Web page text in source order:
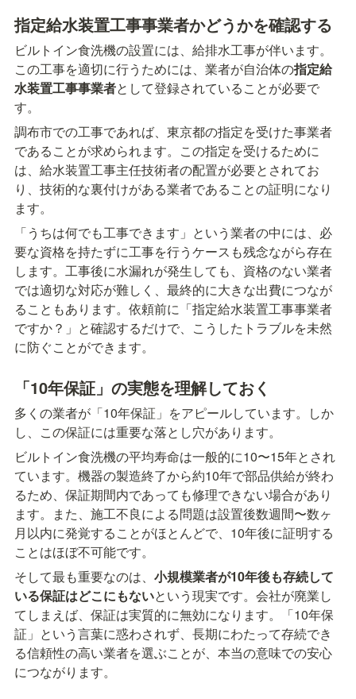
指定給水装置工事事業者かどうかを確認する
ビルトイン食洗機の設置には、給排水工事が伴います。
この工事を適切に行うためには、業者が自治体の指定給
水装置工事事業者として登録されていることが必要で
す。
調布市での工事であれば、東京都の指定を受けた事業者
であることが求められます。この指定を受けるために
は、給水装置工事主任技術者の配置が必要とされてお
り、技術的な裏付けがある業者であることの証明になり
ます。
「うちは何でも工事できます」という業者の中には、必
要な資格を持たずに工事を行うケースも残念ながら存在
します。工事後に水漏れが発生しても、資格のない業者
では適切な対応が難しく、最終的に大きな出費につなが
ることもあります。依頼前に「指定給水装置工事事業者
ですか？」と確認するだけで、こうしたトラブルを未然
に防ぐことができます。
「10年保証」の実態を理解しておく
多くの業者が「10年保証」をアピールしています。しか
し、この保証には重要な落とし穴があります。
ビルトイン食洗機の平均寿命は一般的に10〜15年とされ
ています。機器の製造終了から約10年で部品供給が終わ
るため、保証期間内であっても修理できない場合があり
ます。また、施工不良による問題は設置後数週間〜数ヶ
月以内に発覚することがほとんどで、10年後に証明する
ことはほぼ不可能です。
そして最も重要なのは、 小規模業者が10年後も存続して
いる保証はどこにもないという現実です。会社が廃業し
てしまえば、保証は実質的に無効になります。「10年保
証」という言葉に惑わされず、長期にわたって存続でき
る信頼性の高い業者を選ぶことが、本当の意味での安心
につながります。